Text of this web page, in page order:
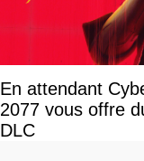
En attendant
2077 vous offre
DLC